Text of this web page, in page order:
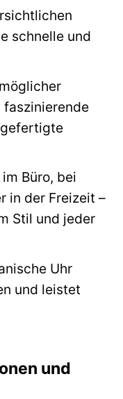
schnelle und
faszinierende
Büro, bei
in der Freizeit –
Stil und jeder
Uhr
und leistet
und